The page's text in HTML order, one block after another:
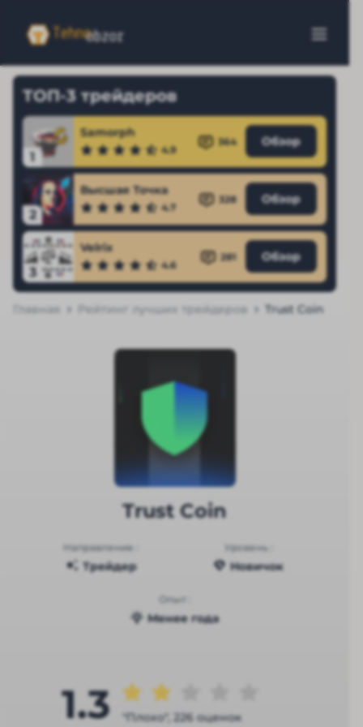
ТОП-3 трейдеров
1
Samorph
4.9
364 Обзор
2
Высшая Точка
4.7
328 Обзор
3
Velrix
4.6
281 Обзор
Главная Рейтинг лучших трейдеров Trust Coin
Trust Coin
Направление :
Трейдер
Уровень :
Новичок
Опыт :
Менее года
1.3 "Плохо", 226 оценок